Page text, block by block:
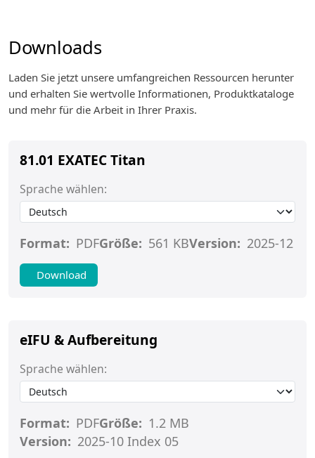
Downloads
Laden Sie jetzt unsere umfangreichen Ressourcen herunter
und erhalten Sie wertvolle Informationen, Produktkataloge
und mehr für die Arbeit in Ihrer Praxis.
81.01 EXATEC Titan
Sprache wählen:
Format: PDFGröße: 561 KBVersion: 2025-12
Download
eIFU & Aufbereitung
Sprache wählen:
Format: PDFGröße: 1.2 MB
Version: 2025-10 Index 05